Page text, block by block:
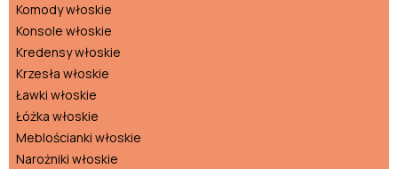
Komody włoskie
Konsole włoskie
Kredensy włoskie
Krzesła włoskie
Ławki włoskie
Łóżka włoskie
Meblościanki włoskie
Narożniki włoskie